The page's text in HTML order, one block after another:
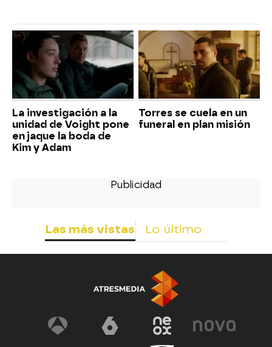
La investigación a la
unidad de Voight pone
en jaque la boda de
Kim y Adam
Torres se cuela en un
funeral en plan misión
Las más vistas Lo último